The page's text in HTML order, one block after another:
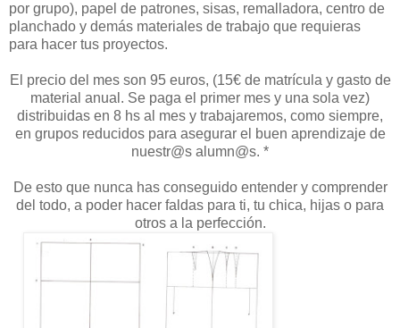
por grupo), papel de patrones, sisas, remalladora, centro de
planchado y demás materiales de trabajo que requieras
para hacer tus proyectos.
El precio del mes son 95 euros, (15€ de matrícula y gasto de
material anual. Se paga el primer mes y una sola vez)
distribuidas en 8 hs al mes y trabajaremos, como siempre,
en grupos reducidos para asegurar el buen aprendizaje de
nuestr@s alumn@s. *
De esto que nunca has conseguido entender y comprender
del todo, a poder hacer faldas para ti, tu chica, hijas o para
otros a la perfección.